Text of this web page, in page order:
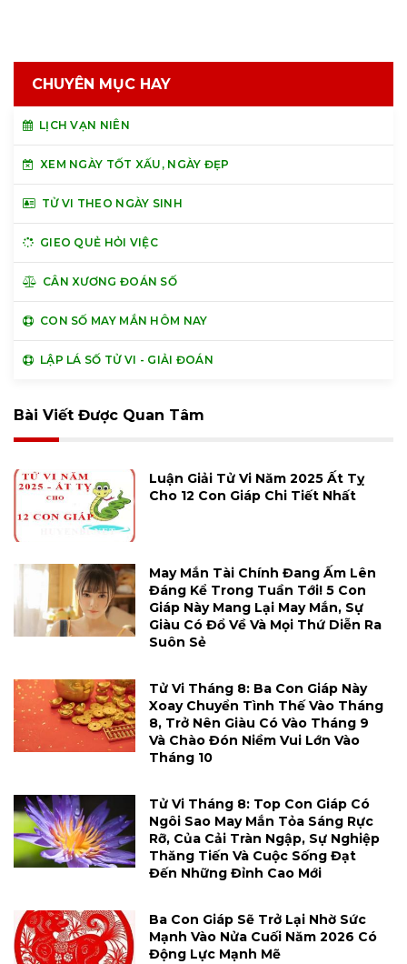
CHUYÊN MỤC HAY
LỊCH VẠN NIÊN
XEM NGÀY TỐT XẤU, NGÀY ĐẸP
TỬ VI THEO NGÀY SINH
GIEO QUẺ HỎI VIỆC
CÂN XƯƠNG ĐOÁN SỐ
CON SỐ MAY MẮN HÔM NAY
LẬP LÁ SỐ TỬ VI - GIẢI ĐOÁN
Bài Viết Được Quan Tâm
Luận Giải Tử Vi Năm 2025 Ất Tỵ
Cho 12 Con Giáp Chi Tiết Nhất
May Mắn Tài Chính Đang Ấm Lên
Đáng Kể Trong Tuần Tới! 5 Con
Giáp Này Mang Lại May Mắn, Sự
Giàu Có Đổ Về Và Mọi Thứ Diễn Ra
Suôn Sẻ
Tử Vi Tháng 8: Ba Con Giáp Này
Xoay Chuyển Tình Thế Vào Tháng
8, Trở Nên Giàu Có Vào Tháng 9
Và Chào Đón Niềm Vui Lớn Vào
Tháng 10
Tử Vi Tháng 8: Top Con Giáp Có
Ngôi Sao May Mắn Tỏa Sáng Rực
Rỡ, Của Cải Tràn Ngập, Sự Nghiệp
Thăng Tiến Và Cuộc Sống Đạt
Đến Những Đỉnh Cao Mới
Ba Con Giáp Sẽ Trở Lại Nhờ Sức
Mạnh Vào Nửa Cuối Năm 2026 Có
Động Lực Mạnh Mẽ